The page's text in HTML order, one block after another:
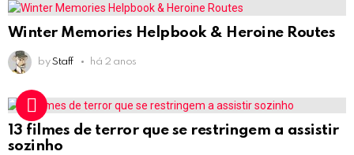
Winter Memories Helpbook & Heroine Routes
by Staff há 2 anos
13 filmes de terror que se restringem a assistir
sozinho